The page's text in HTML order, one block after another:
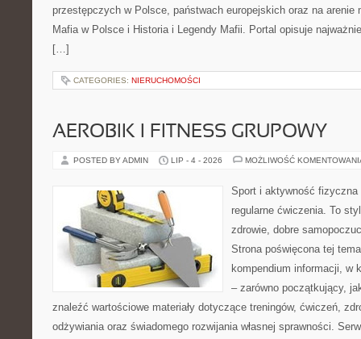
przestępczych w Polsce, państwach europejskich oraz na arenie
Mafia w Polsce i Historia i Legendy Mafii. Portal opisuje
[…]
CATEGORIES: NIERUCHOMOŚCI
AEROBIK I FITNESS GRUPOWY
POSTED BY ADMIN LIP - 4 - 2026 MOŻLIWOŚĆ
Sport i aktywność
regularne ćwiczenia. To
zdrowie, dobre
Strona poświęcona tej
kompendium informacji, w
– zarówno początkujący,
znaleźć wartościowe materiały dotyczące treningów, ćwiczeń,
odżywiania oraz świadomego rozwijania własnej sprawności.